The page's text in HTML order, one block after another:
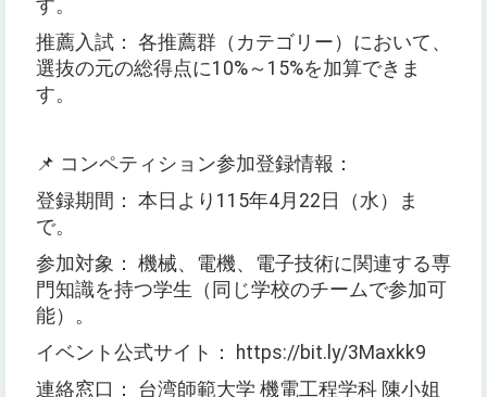
す。
推薦入試： 各推薦群（カテゴリー）において、
選抜の元の総得点に10%～15%を加算できま
す。
📌 コンペティション参加登録情報：
登録期間： 本日より115年4月22日（水）ま
で。
参加対象： 機械、電機、電子技術に関連する専
門知識を持つ学生（同じ学校のチームで参加可
能）。
イベント公式サイト： https://bit.ly/3Maxkk9
連絡窓口： 台湾師範大学 機電工程学科 陳小姐